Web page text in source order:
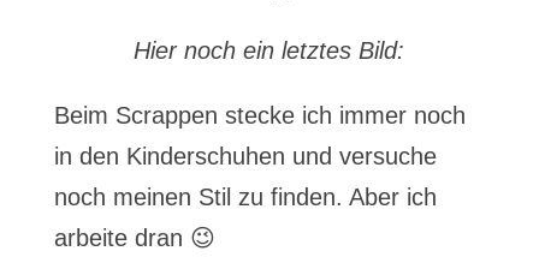
Hier noch ein letztes Bild:
Beim Scrappen stecke ich immer noch
in den Kinderschuhen und versuche
noch meinen Stil zu finden. Aber ich
arbeite dran 😉